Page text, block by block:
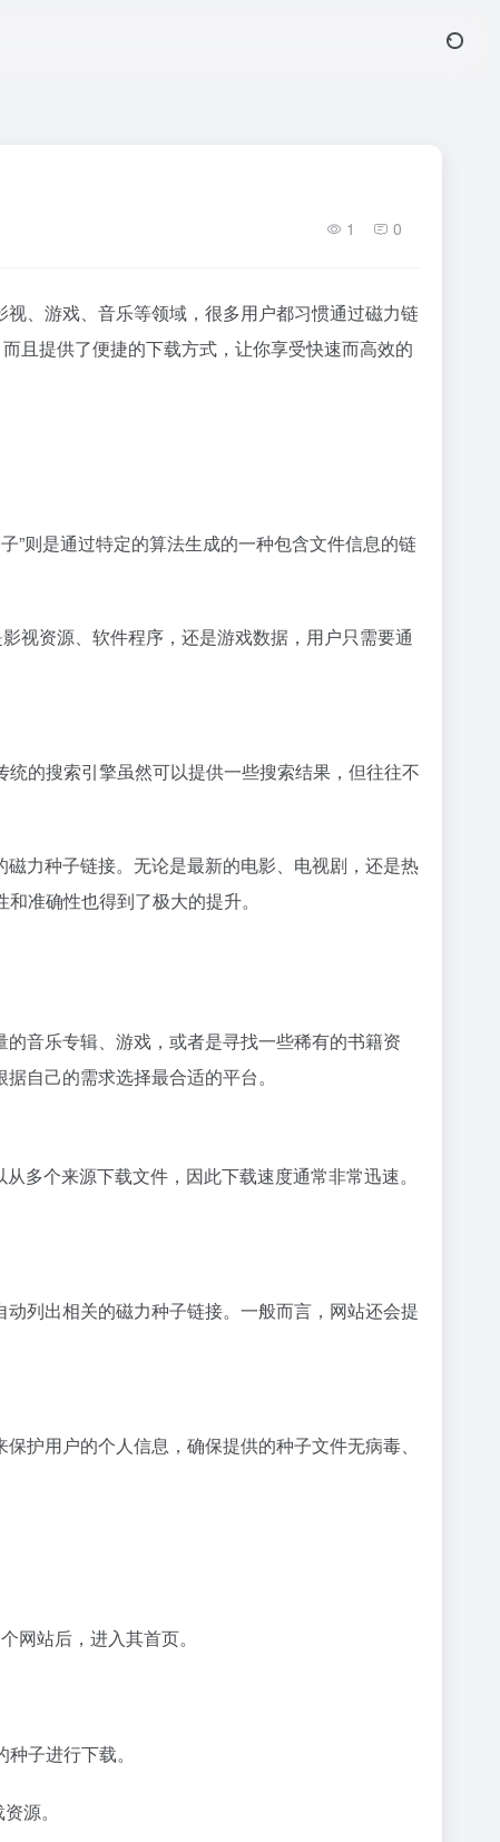
1 0
、游戏、音乐等领域，很多用户都习惯通过磁力链
且提供了便捷的下载方式，让你享受快速而高效的
”则是通过特定的算法生成的一种包含文件信息的链
视资源、软件程序，还是游戏数据，用户只需要通
的搜索引擎虽然可以提供一些搜索结果，但往往不
力种子链接。无论是最新的电影、电视剧，还是热
准确性也得到了极大的提升。
音乐专辑、游戏，或者是寻找一些稀有的书籍资
自己的需求选择最合适的平台。
多个来源下载文件，因此下载速度通常非常迅速。
列出相关的磁力种子链接。一般而言，网站还会提
护用户的个人信息，确保提供的种子文件无病毒、
网站后，进入其首页。
子进行下载。
源。